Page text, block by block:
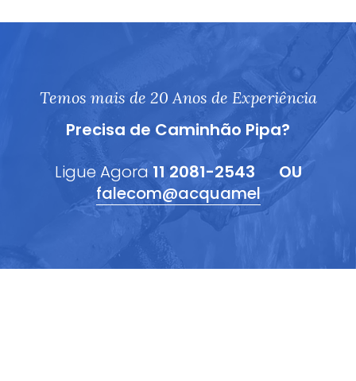
Temos mais de 20 Anos de Experiência
Precisa de Caminhão Pipa?
Ligue Agora 11 2081-2543
OU
falecom@acquamel